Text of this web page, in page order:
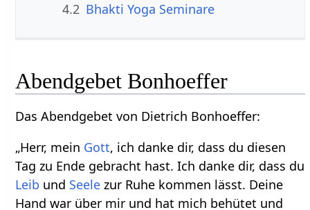
4.2 Bhakti Yoga Seminare
Abendgebet Bonhoeffer
Das Abendgebet von Dietrich Bonhoeffer:
„Herr, mein Gott, ich danke dir, dass du diesen
Tag zu Ende gebracht hast. Ich danke dir, dass du
Leib und Seele zur Ruhe kommen lässt. Deine
Hand war über mir und hat mich behütet und